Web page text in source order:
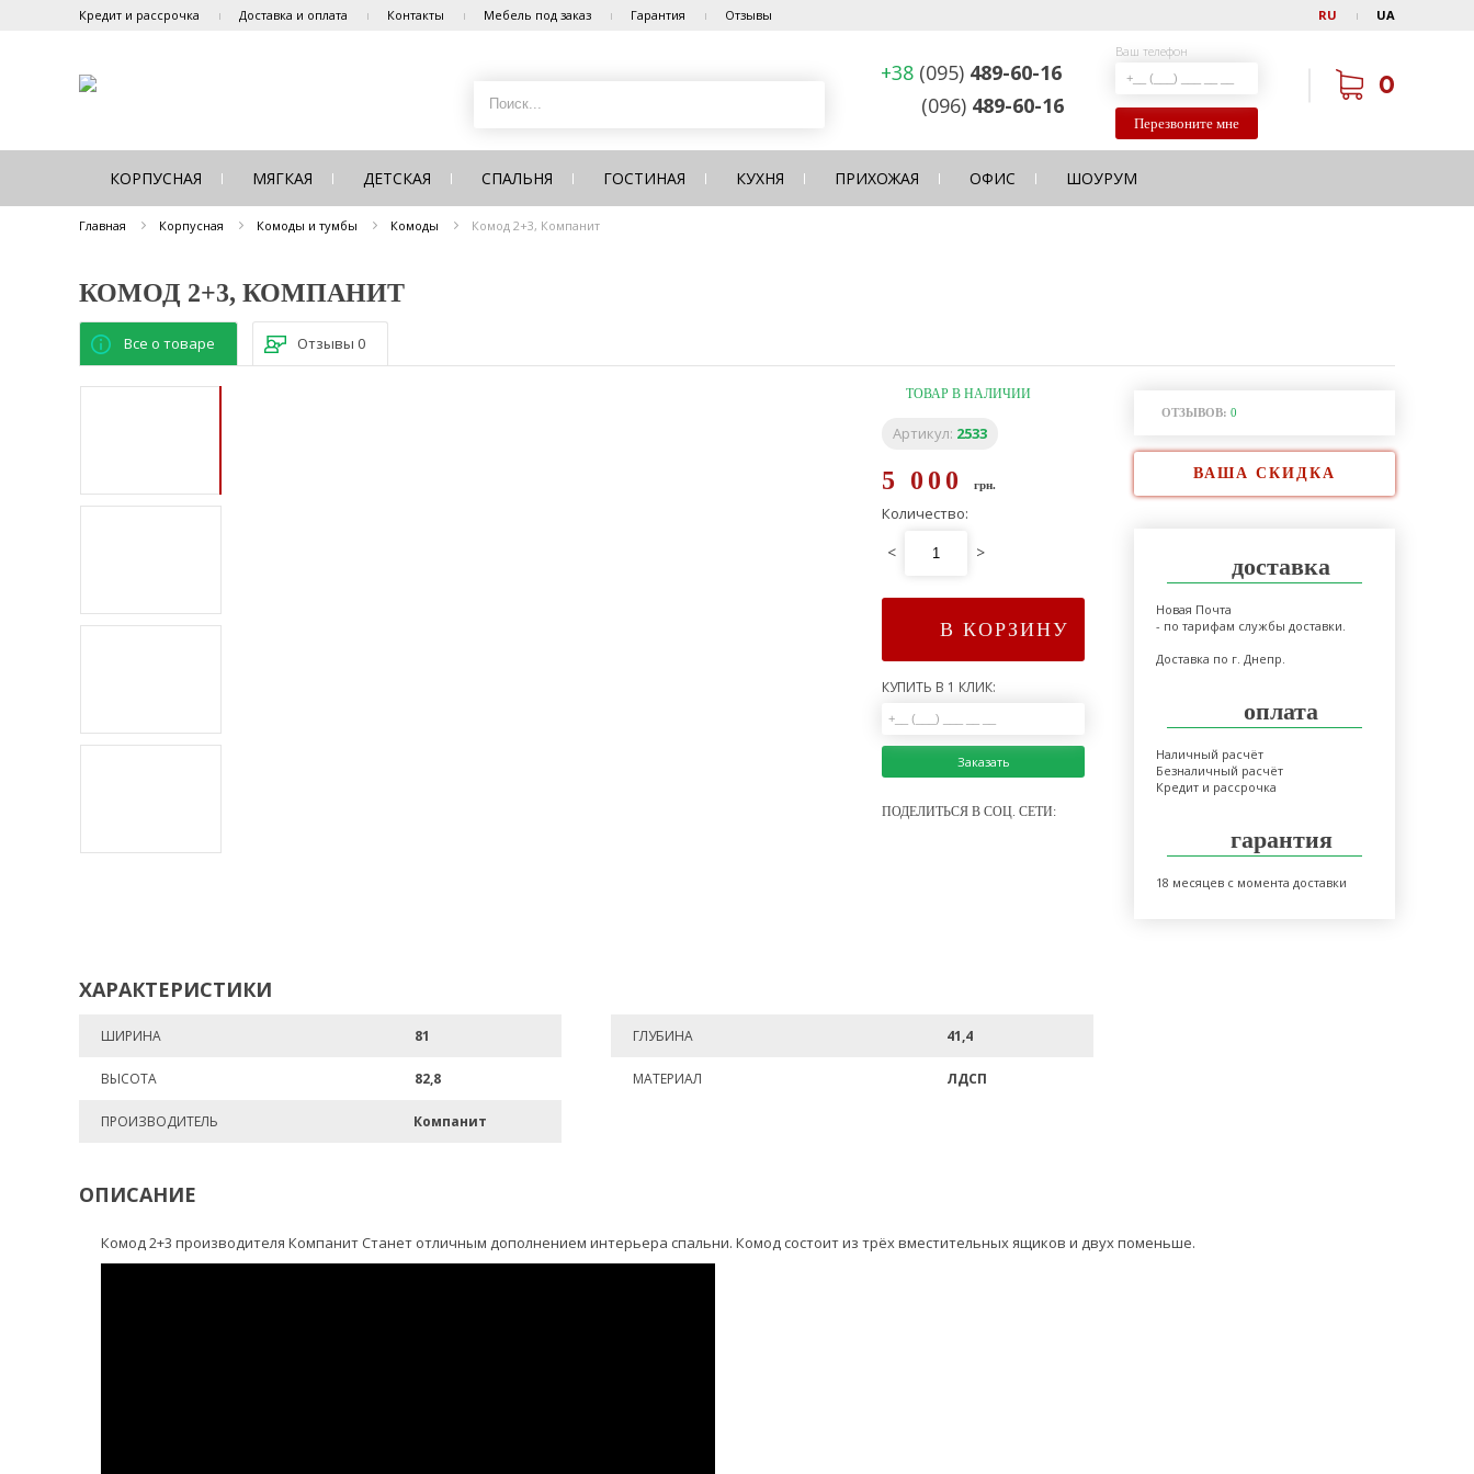
Кредит и рассрочка Доставка и оплата Контакты Мебель под заказ Гарантия Отзывы RU UA
+38 (095) 489-60-16
(096) 489-60-16
Ваш телефон
Перезвоните мне
0
КОРПУСНАЯ МЯГКАЯ ДЕТСКАЯ СПАЛЬНЯ ГОСТИНАЯ КУХНЯ ПРИХОЖАЯ ОФИС ШОУРУМ
Главная Корпусная Комоды и тумбы Комоды Комод 2+3, Компанит
КОМОД 2+3, КОМПАНИТ
Все о товаре Отзывы 0
ТОВАР В НАЛИЧИИ
Артикул: 2533
5 000 грн.
Количество:
< >
В КОРЗИНУ
КУПИТЬ В 1 КЛИК:
Заказать
ПОДЕЛИТЬСЯ В СОЦ. СЕТИ:
ОТЗЫВОВ: 0
ВАША СКИДКА
доставка
Новая Почта
- по тарифам службы доставки.
Доставка по г. Днепр.
оплата
Наличный расчёт
Безналичный расчёт
Кредит и рассрочка
гарантия
18 месяцев с момента доставки
ХАРАКТЕРИСТИКИ
ШИРИНА 81 ГЛУБИНА 41,4
ВЫСОТА 82,8 МАТЕРИАЛ ЛДСП
ПРОИЗВОДИТЕЛЬ Компанит
ОПИСАНИЕ
Комод 2+3 производителя Компанит Станет отличным дополнением интерьера спальни. Комод состоит из трёх вместительных ящиков и двух поменьше.